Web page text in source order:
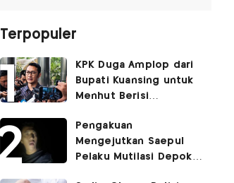
Terpopuler
KPK Duga Amplop dari
Bupati Kuansing untuk
Menhut Berisi
Pengembaliannya
Belum Utuh
Pengakuan
Mengejutkan Saepul
Pelaku Mutilasi Depok: